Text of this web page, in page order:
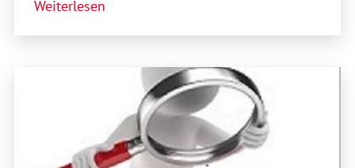
Weiterlesen